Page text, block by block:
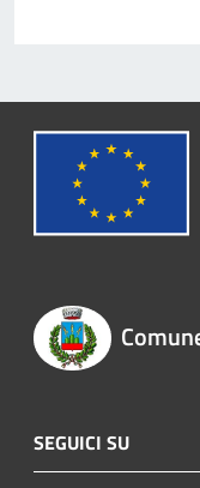
SEGUICI SU